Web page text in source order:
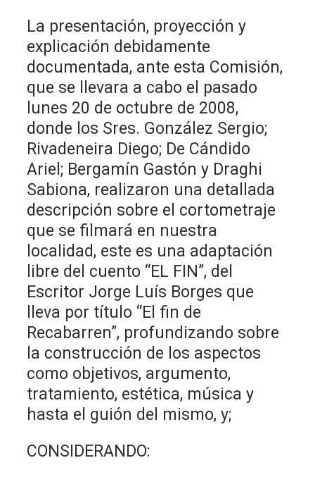
La presentación, proyección y
explicación debidamente
documentada, ante esta Comisión,
que se llevara a cabo el pasado
lunes 20 de octubre de 2008,
donde los Sres. González Sergio;
Rivadeneira Diego; De Cándido
Ariel; Bergamín Gastón y Draghi
Sabiona, realizaron una detallada
descripción sobre el cortometraje
que se filmará en nuestra
localidad, este es una adaptación
libre del cuento “EL FIN”, del
Escritor Jorge Luís Borges que
lleva por título “El fin de
Recabarren”, profundizando sobre
la construcción de los aspectos
como objetivos, argumento,
tratamiento, estética, música y
hasta el guión del mismo, y;
CONSIDERANDO: